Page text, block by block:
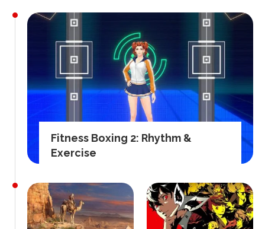
Fitness Boxing 2: Rhythm &
Exercise